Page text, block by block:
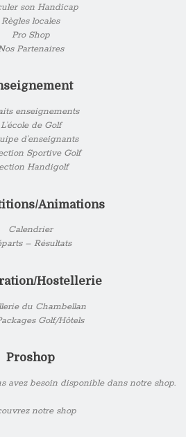
son Handicap
Règles locales
Pro Shop
Partenaires
enseignements
L’école de Golf
d’enseignants
Sportive Golf
Handigolf
Animations
Calendrier
– Résultats
Hostellerie
du Chambellan
Golf/Hôtels
Proshop
avez besoin disponible dans notre shop.
notre shop